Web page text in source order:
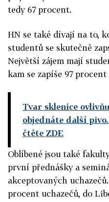
tedy 67 procent.
HN se také dívají na to,
studentů se skutečně
Největší zájem mají
kam se zapíše 97
Tvar sklenice
objednáte další
čtěte ZDE
Oblíbené jsou také
první přednášky a
akceptovaných
procent uchazečů, do